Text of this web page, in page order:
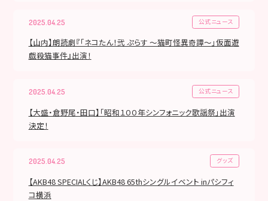
2025.04.25 公式ニュース
【山内】朗読劇『「ネコたん！弐 ぷらす ～猫町怪異奇譚～」仮面遊
戯殺猫事件』出演！
2025.04.25 公式ニュース
【大盛・倉野尾・田口】「昭和１００年シンフォニック歌謡祭」出演
決定！
2025.04.25 グッズ
【AKB48 SPECIALくじ】AKB48 65thシングルイベント inパシフィ
コ横浜